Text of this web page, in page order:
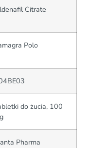
Citrate
Polo
do żucia, 100
Pharma